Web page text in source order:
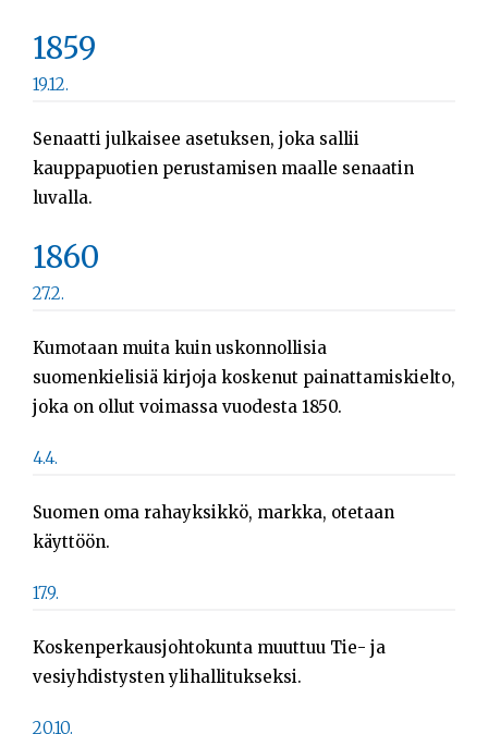
1859
19.12.
Senaatti julkaisee asetuksen, joka sallii
kauppapuotien perustamisen maalle senaatin
luvalla.
1860
27.2.
Kumotaan muita kuin uskonnollisia
suomenkielisiä kirjoja koskenut painattamiskielto,
joka on ollut voimassa vuodesta 1850.
4.4.
Suomen oma rahayksikkö, markka, otetaan
käyttöön.
17.9.
Koskenperkausjohtokunta muuttuu Tie- ja
vesiyhdistysten ylihallitukseksi.
20.10.